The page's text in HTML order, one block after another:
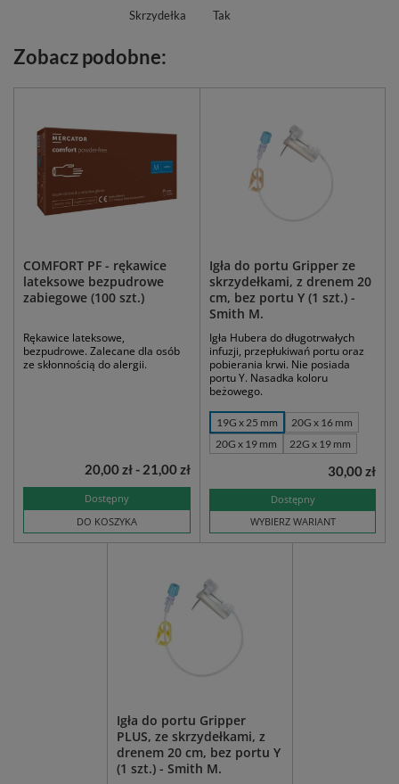
Skrzydełka
Tak
Zobacz podobne:
COMFORT PF - rękawice
lateksowe bezpudrowe
zabiegowe (100 szt.)
Rękawice lateksowe,
bezpudrowe. Zalecane dla osób
ze skłonnością do alergii.
Dostępny
DO KOSZYKA
20,00 zł - 21,00 zł
Igła do portu Gripper ze
skrzydełkami, z drenem 20
cm, bez portu Y (1 szt.) -
Smith M.
Igła Hubera do długotrwałych
infuzji, przepłukiwań portu oraz
pobierania krwi. Nie posiada
portu Y. Nasadka koloru
beżowego.
19G x 25 mm
20G x 16 mm
20G x 19 mm
22G x 19 mm
Dostępny
WYBIERZ WARIANT
30,00 zł
Igła do portu Gripper
PLUS, ze skrzydełkami, z
drenem 20 cm, bez portu Y
(1 szt.) - Smith M.